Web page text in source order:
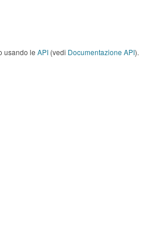
usando le API (vedi Documentazione API).